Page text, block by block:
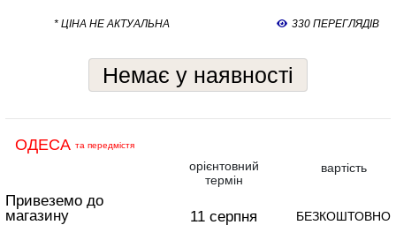
* ЦІНА НЕ АКТУАЛЬНА 330 ПЕРЕГЛЯДІВ
Немає у наявності
ОДЕСА та передмістя
орієнтовний
термін
вартість
Привеземо до
магазину
11 серпня БЕЗКОШТОВНО